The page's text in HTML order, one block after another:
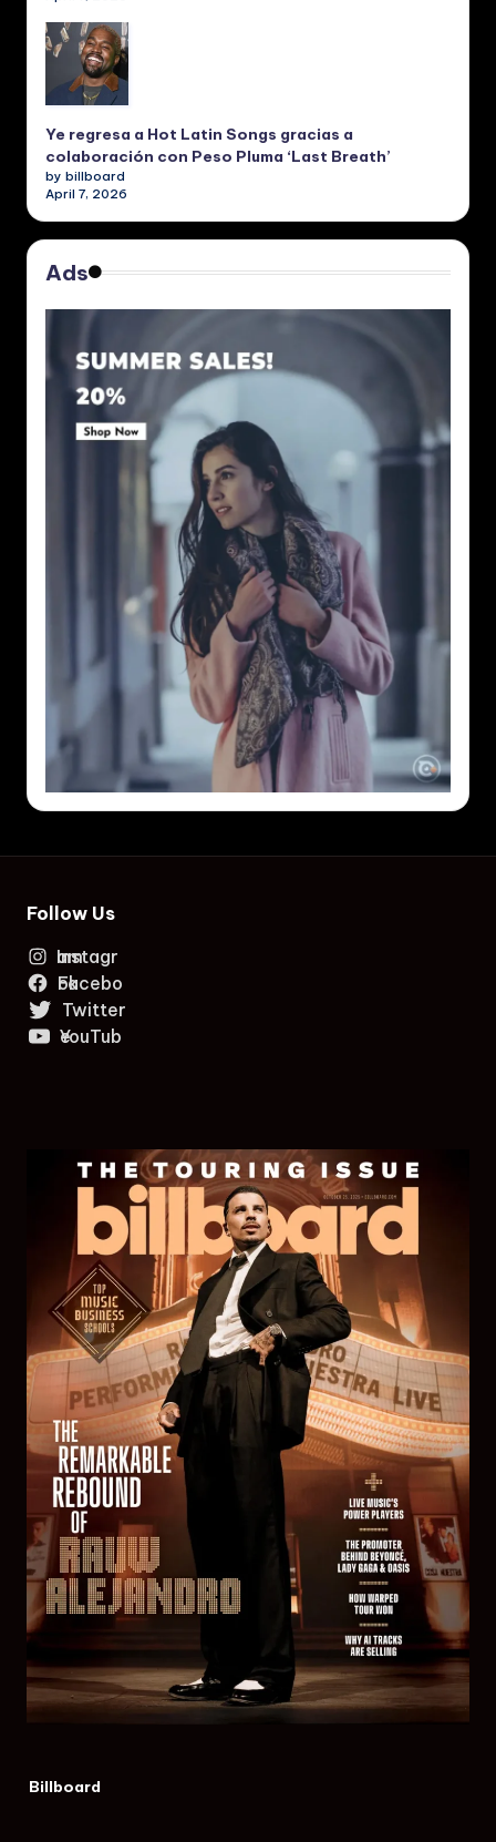
Ye regresa a Hot Latin Songs gracias a
colaboración con Peso Pluma ‘Last Breath’
by billboard
April 7, 2026
Ads
Follow Us
Instagram
Facebook
Twitter
YouTube
Billboard